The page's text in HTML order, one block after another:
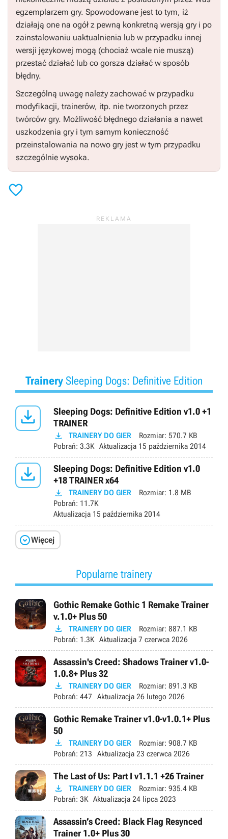
egzemplarzem gry. Spowodowane jest to tym, iż
działają one na ogół z pewną konkretną wersją gry i po
zainstalowaniu uaktualnienia lub w przypadku innej
wersji językowej mogą (chociaż wcale nie muszą)
przestać działać lub co gorsza działać w sposób
błędny.
Szczególną uwagę należy zachować w przypadku
modyfikacji, trainerów, itp. nie tworzonych przez
twórców gry. Możliwość błędnego działania a nawet
uszkodzenia gry i tym samym konieczność
przeinstalowania na nowo gry jest w tym przypadku
szczególnie wysoka.

Trainery Sleeping Dogs: Definitive Edition

Sleeping Dogs: Definitive Edition v1.0 +1
TRAINER
 TRAINERY DO GIER Rozmiar: 570.7 KB
Pobrań: 3.3K Aktualizacja 15 października 2014

Sleeping Dogs: Definitive Edition v1.0
+18 TRAINER x64
 TRAINERY DO GIER Rozmiar: 1.8 MB
Pobrań: 11.7K
Aktualizacja 15 października 2014
Więcej
Popularne trainery
Gothic Remake Gothic 1 Remake Trainer
v.1.0+ Plus 50
 TRAINERY DO GIER Rozmiar: 887.1 KB
Pobrań: 1.3K Aktualizacja 7 czerwca 2026
Assassin's Creed: Shadows Trainer v1.0-
1.0.8+ Plus 32
 TRAINERY DO GIER Rozmiar: 891.3 KB
Pobrań: 447 Aktualizacja 26 lutego 2026
Gothic Remake Trainer v1.0-v1.0.1+ Plus
50
 TRAINERY DO GIER Rozmiar: 908.7 KB
Pobrań: 213 Aktualizacja 23 czerwca 2026
The Last of Us: Part I v1.1.1 +26 Trainer
 TRAINERY DO GIER Rozmiar: 935.4 KB
Pobrań: 3K Aktualizacja 24 lipca 2023
Assassin’s Creed: Black Flag Resynced
Trainer 1.0+ Plus 30